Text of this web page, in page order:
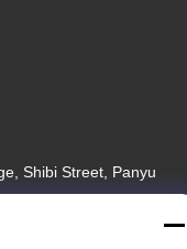
Shibi Street, Panyu